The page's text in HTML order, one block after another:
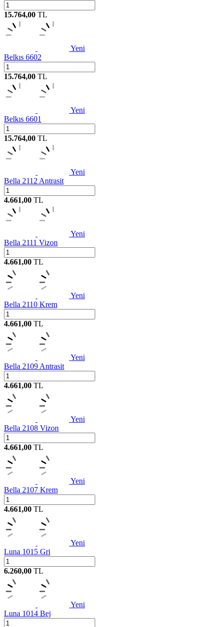
15.764,00 TL
Yeni
Belkıs 6602
15.764,00 TL
Yeni
Belkıs 6601
15.764,00 TL
Yeni
Bella 2112 Antrasit
4.661,00 TL
Yeni
Bella 2111 Vizon
4.661,00 TL
Yeni
Bella 2110 Krem
4.661,00 TL
Yeni
Bella 2109 Antrasit
4.661,00 TL
Yeni
Bella 2108 Vizon
4.661,00 TL
Yeni
Bella 2107 Krem
4.661,00 TL
Yeni
Luna 1015 Gri
6.260,00 TL
Yeni
Luna 1014 Bej